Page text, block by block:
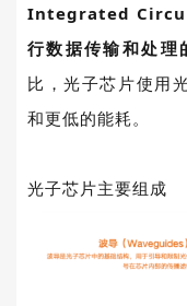
Integrated
行数据传输和处理
比，光子芯片使用
和更低的能耗。
光子芯片主要组成